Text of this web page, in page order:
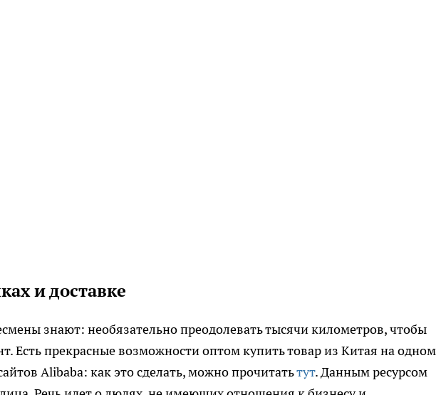
и доставке
знают: необязательно преодолевать тысячи километров, чтобы
Есть прекрасные возможности оптом купить товар из Китая на одном
Alibaba: как это сделать, можно прочитатьтут. Данным ресурсом